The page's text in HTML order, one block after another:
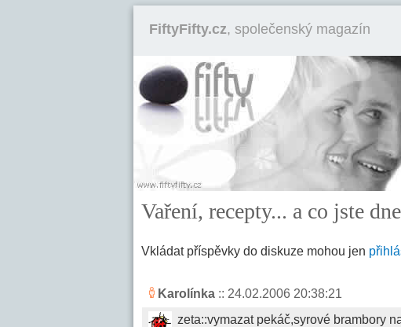
FiftyFifty.cz, společenský magazín
Vaření, recepty... a co jste
Vkládat příspěvky do diskuze mohou jen
Karolínka :: 24.02.2006 20:38:21
zeta::vymazat pekáč,syrové brambory